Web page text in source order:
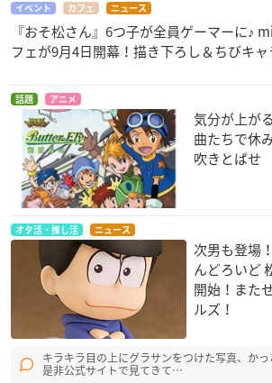
イベント カフェ ニュース
『おそ松さん』6つ子が全員ゲーマーに♪
フェが9月4日開幕！描き下ろし＆ちびキ
話題 アニメ
気分が上が
曲たちで休
吹きとばせ
オタ活・推し活 ニュース
次男も登場
んどろいど
開始！また
ルズ！
キラキラ目の上にグラサンをつけた写真、か
是非公式サイトで見てきて…